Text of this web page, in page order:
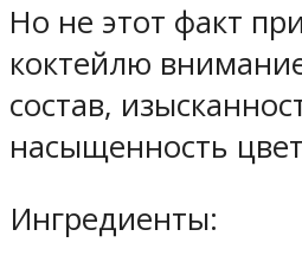
Но не этот факт
коктейлю
состав,
насыщенность
Ингредиенты: